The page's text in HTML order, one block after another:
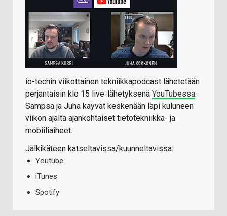
io-techin viikottainen tekniikkapodcast lähetetään
perjantaisin klo 15 live-lähetyksenä YouTubessa.
Sampsa ja Juha käyvät keskenään läpi kuluneen
viikon ajalta ajankohtaiset tietotekniikka- ja
mobiiliaiheet.
Jälkikäteen katseltavissa/kuunneltavissa:
Youtube
iTunes
Spotify